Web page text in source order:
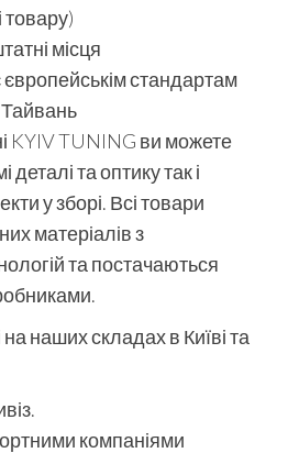
товару)
місця
європейськім стандартам
KYIV TUNING ви можете
та оптику так і
у зборі. Всі товари
матеріалів з
та постачаються
наших складах в Київі та
компаніями